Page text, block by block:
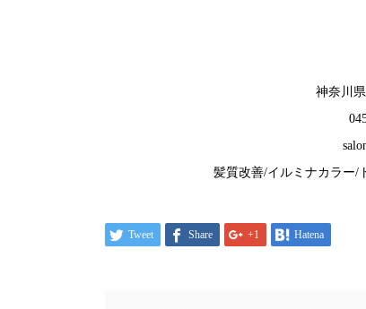
神奈川
髪質改善/イルミナカラー/
Tweet Share +1 Hatena